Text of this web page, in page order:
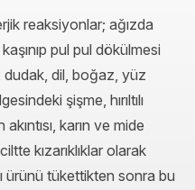
reaksiyonlar; ağızda
pul pul dökülmesi
dil, boğaz, yüz
şişme, hırıltılı
karın ve mide
kızarıklıklar olarak
ürünü tükettikten sonra bu